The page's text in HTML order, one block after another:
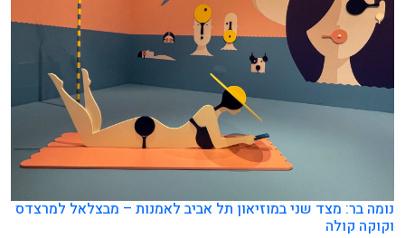
בר: מצד שני במוזיאון תל אביב לאמנות – מבצלאל למרצדס
קולה